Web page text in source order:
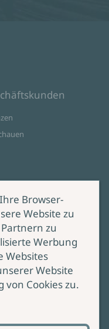
zur Produktsicherheit
Sie sich bitte an
Browser-
Website zu
zu
Werbung
Websites
Website
von Cookies zu.